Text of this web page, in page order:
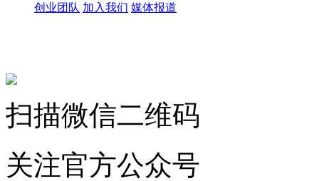
创业团队 加入我们 媒体报道
扫描微信二维码
关注官方公众号